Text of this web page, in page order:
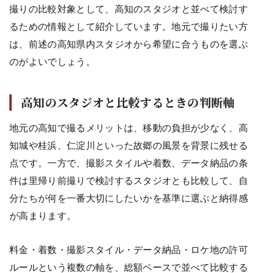
撮りの比較対象として、高知のスタジオと並べて検討す
るための情報として紹介しています。地元で撮りたい方
は、前述の高知県内スタジオから希望に合うものを選ぶ
のがよいでしょう。
高知のスタジオと比較するときの判断軸
地元の高知で撮るメリットは、移動の負担が少なく、高
知城や桂浜、仁淀川といった故郷の風景を背景に残せる
点です。一方で、撮影スタイルや着数、データ納品の条
件は里帰り前撮りで検討するスタジオとも比較して、自
分たちが何を一番大切にしたいかを基準に選ぶと納得感
が高まります。
料金・着数・撮影スタイル・データ納品・ロケ地の許可
ルールという複数の軸を、総額ベースで並べて比較する